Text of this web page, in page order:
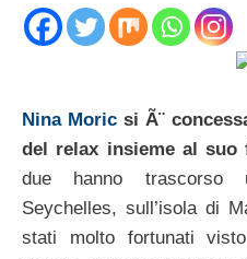
Nina Moric si Ã¨
del relax insieme al suo
due hanno trascorso
Seychelles, sull’isola di
stati molto fortunati